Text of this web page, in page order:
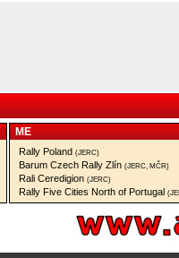
ME
Rally Poland (JERC)
Barum Czech Rally Zlín (JERC, MČR)
Rali Ceredigion (JERC)
Rally Five Cities North of Portugal